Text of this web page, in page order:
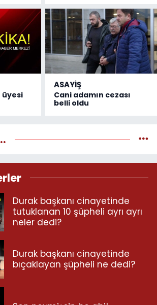
üyesi
ASAYİŞ
Cani adamın cezası
belli oldu
Durak başkanı cinayetinde
tutuklanan 10 şüpheli ayrı ayrı
neler dedi?
Durak başkanı cinayetinde
bıçaklayan şüpheli ne dedi?